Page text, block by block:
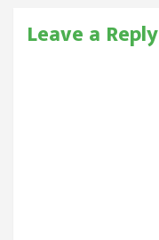
Leave a Reply